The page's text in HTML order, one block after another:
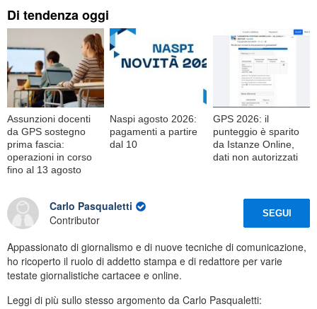
Di tendenza oggi
Assunzioni docenti
da GPS sostegno
prima fascia:
operazioni in corso
fino al 13 agosto
Naspi agosto 2026:
pagamenti a partire
dal 10
GPS 2026: il
punteggio è sparito
da Istanze Online,
dati non autorizzati
Carlo Pasqualetti
Contributor
SEGUI
Appassionato di giornalismo e di nuove tecniche di comunicazione,
ho ricoperto il ruolo di addetto stampa e di redattore per varie
testate giornalistiche cartacee e online.
Leggi di più sullo stesso argomento da Carlo Pasqualetti: